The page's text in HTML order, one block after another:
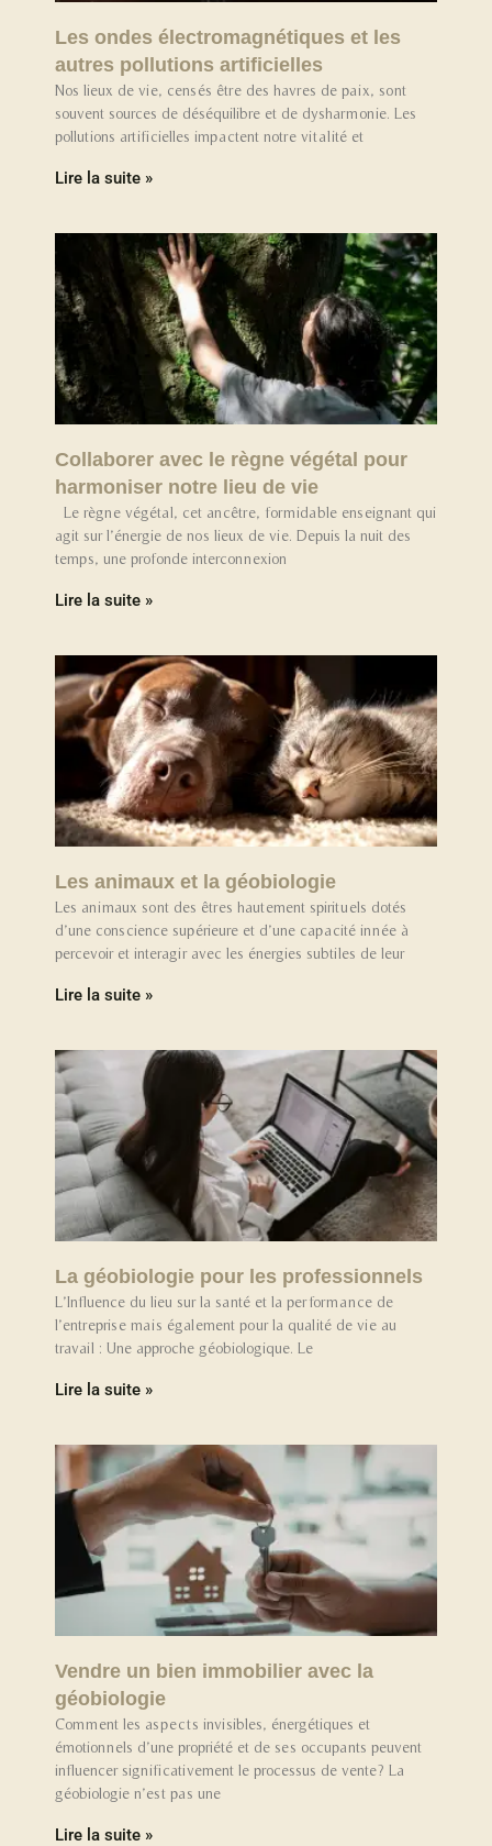
Les ondes électromagnétiques et les
autres pollutions artificielles
Nos lieux de vie, censés être des havres de paix, sont
souvent sources de déséquilibre et de dysharmonie. Les
pollutions artificielles impactent notre vitalité et
Lire la suite »
Collaborer avec le règne végétal pour
harmoniser notre lieu de vie
Le règne végétal, cet ancêtre, formidable enseignant qui
agit sur l’énergie de nos lieux de vie. Depuis la nuit des
temps, une profonde interconnexion
Lire la suite »
Les animaux et la géobiologie
Les animaux sont des êtres hautement spirituels dotés
d’une conscience supérieure et d’une capacité innée à
percevoir et interagir avec les énergies subtiles de leur
Lire la suite »
La géobiologie pour les professionnels
L’Influence du lieu sur la santé et la performance de
l’entreprise mais également pour la qualité de vie au
travail : Une approche géobiologique. Le
Lire la suite »
Vendre un bien immobilier avec la
géobiologie
Comment les aspects invisibles, énergétiques et
émotionnels d’une propriété et de ses occupants peuvent
influencer significativement le processus de vente? La
géobiologie n’est pas une
Lire la suite »